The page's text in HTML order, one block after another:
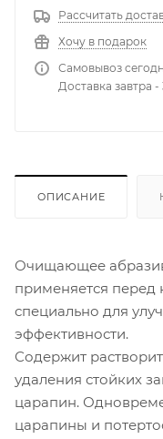
Рассчитать
Хочу в подарок
Самовывоз
Доставка завтра -
ОПИСАНИЕ
Очищающее
применяется перед
специально для
эффективности.
Содержит
удаления стойких
царапин.
царапины и